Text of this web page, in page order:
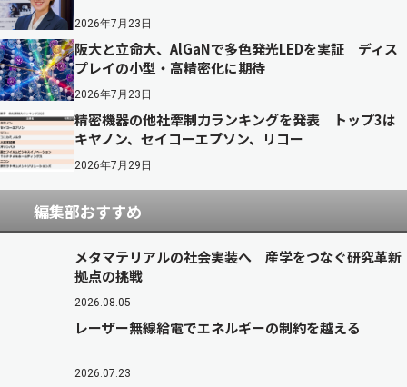
2026年7月23日
阪大と立命大、AlGaNで多色発光LEDを実証 ディス
プレイの小型・高精密化に期待
2026年7月23日
精密機器の他社牽制力ランキングを発表 トップ3は
キヤノン、セイコーエプソン、リコー
2026年7月29日
編集部おすすめ
メタマテリアルの社会実装へ 産学をつなぐ研究革新
拠点の挑戦
2026.08.05
レーザー無線給電でエネルギーの制約を越える
2026.07.23